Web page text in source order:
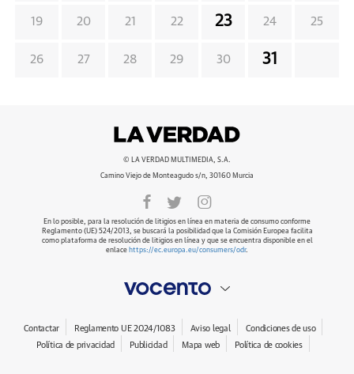
19 20 21 22 23 24 25
26 27 28 29 30 31
© LA VERDAD MULTIMEDIA, S.A.
Camino Viejo de Monteagudo s/n, 30160 Murcia
En lo posible, para la resolución de litigios en línea en materia de consumo conforme
Reglamento (UE) 524/2013, se buscará la posibilidad que la Comisión Europea facilita
como plataforma de resolución de litigios en línea y que se encuentra disponible en el
enlace https://ec.europa.eu/consumers/odr.
Contactar Reglamento UE 2024/1083 Aviso legal
Condiciones de uso
Política de privacidad
Publicidad Mapa web Política de cookies